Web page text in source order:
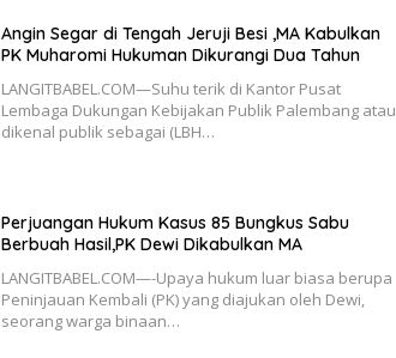
Angin Segar di Tengah Jeruji Besi ,MA Kabulkan
PK Muharomi Hukuman Dikurangi Dua Tahun
LANGITBABEL.COM—Suhu terik di Kantor Pusat
Lembaga Dukungan Kebijakan Publik Palembang atau
dikenal publik sebagai (LBH…
Perjuangan Hukum Kasus 85 Bungkus Sabu
Berbuah Hasil,PK Dewi Dikabulkan MA
LANGITBABEL.COM—-Upaya hukum luar biasa berupa
Peninjauan Kembali (PK) yang diajukan oleh Dewi,
seorang warga binaan…